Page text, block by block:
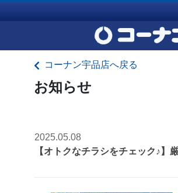
コーナン宇品店へ戻る
お知らせ
2025.05.08
【オトクなチラシをチェック♪】